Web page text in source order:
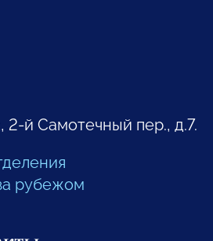
2-й Самотечный пер., д.7.
рубежом